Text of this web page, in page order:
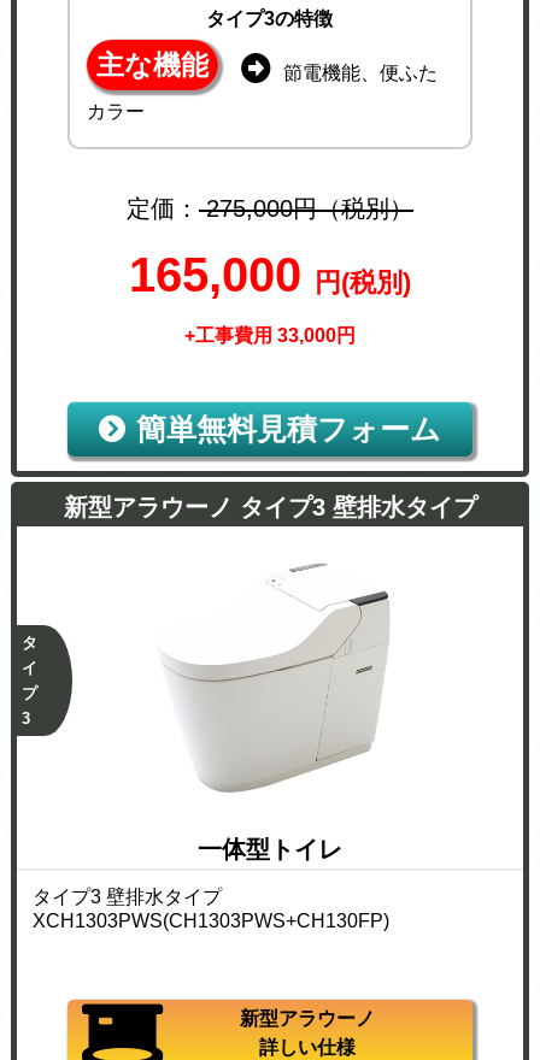
タイプ3の特徴
主な機能
節電機能、便ふた
カラー
定価： 275,000円（税別）
165,000 円(税別)
+工事費用 33,000円
簡単無料見積フォーム
タ
イ
プ
3
新型アラウーノ タイプ3 壁排水タイプ
一体型トイレ
タイプ3 壁排水タイプ
XCH1303PWS(CH1303PWS+CH130FP)
新型アラウーノ
詳しい仕様